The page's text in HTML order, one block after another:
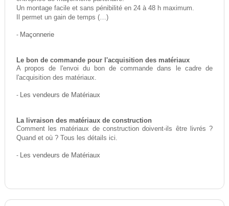
Un montage facile et sans pénibilité en 24 à 48 h maximum.
Il permet un gain de temps (…)
- Maçonnerie
Le bon de commande pour l'acquisition des matériaux
A propos de l'envoi du bon de commande dans le cadre de
l'acquisition des matériaux.
- Les vendeurs de Matériaux
La livraison des matériaux de construction
Comment les matériaux de construction doivent-ils être livrés ?
Quand et où ? Tous les détails ici.
- Les vendeurs de Matériaux